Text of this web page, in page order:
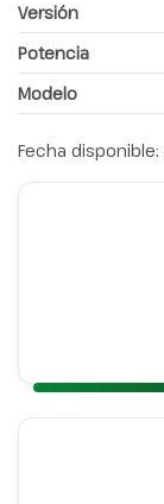
Versión
Potencia
Modelo
Fecha disponible: